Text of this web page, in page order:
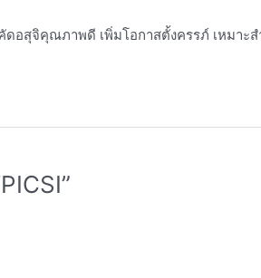
ดอสุจิคุณภาพดี เพิ่มโอกาสตั้งครรภ์ เหมา